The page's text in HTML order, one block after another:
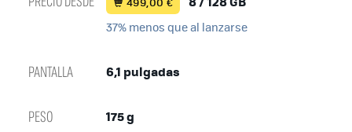
37% menos que al lanzarse
PANTALLA 6,1 pulgadas
PESO 175 g